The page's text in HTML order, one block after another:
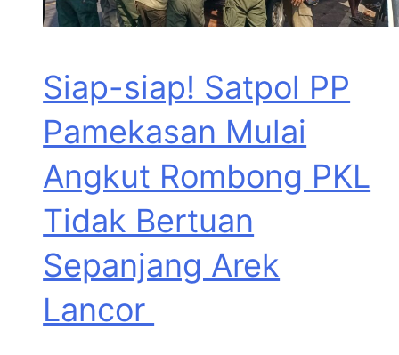
Siap-siap! Satpol PP
Pamekasan Mulai
Angkut Rombong PKL
Tidak Bertuan
Sepanjang Arek
Lancor